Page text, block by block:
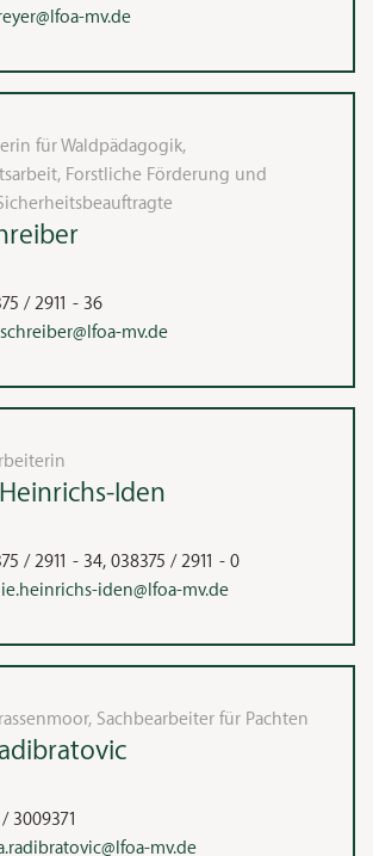
mv.de
für Waldpädagogik,
Forstliche Förderung und
/ 2911 - 36
mv.de
Heinrichs-Iden
/ 2911 - 34, 038375 / 2911 - 0
iden@lfoa-mv.de
Sachbearbeiter für Pachten
3009371
mv.de